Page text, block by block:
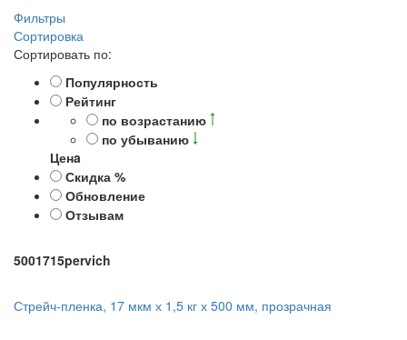
Фильтры
Сортировка
Сортировать по:
Популярность
Рейтинг
по возрастанию
по убыванию
Ценa
Скидка %
Обновление
Отзывам
5001715pervich
Стрейч-пленка, 17 мкм х 1,5 кг х 500 мм, прозрачная